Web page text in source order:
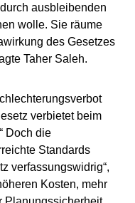
ausbleibenden
wolle. Sie räume
des Gesetzes
Taher Saleh.
verbietet beim
Doch die
Standards
verfassungswidrig“,
Kosten, mehr